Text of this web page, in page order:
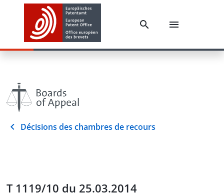
Décisions des chambres de recours
T 1119/10 du 25.03.2014